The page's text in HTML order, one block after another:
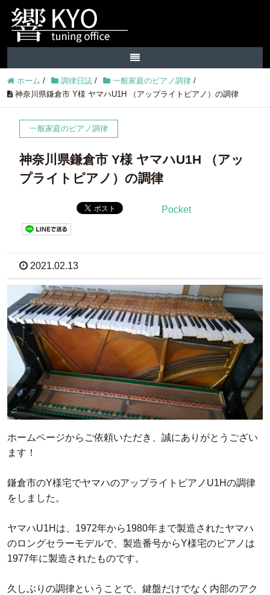
ホーム / 調律日誌 / 一般家庭のピアノ調律 /
神奈川県鎌倉市 Y様 ヤマハU1H （アップライトピアノ）の調律
一般家庭のピアノ調律
神奈川県鎌倉市 Y様 ヤマハU1H （アッ
プライトピアノ）の調律
Pocket
2021.02.13
ホームページからご依頼いただき、誠にありがとうござい
ます！
鎌倉市のY様宅でヤマハのアップライトピアノU1Hの調律
をしました。
ヤマハU1Hは、1972年から1980年まで製造されたヤマハ
のロングセラーモデルで、製造番号からY様宅のピアノは
1977年に製造されたものです。
久しぶりの調律ということで、鍵盤だけでなく内部のアク